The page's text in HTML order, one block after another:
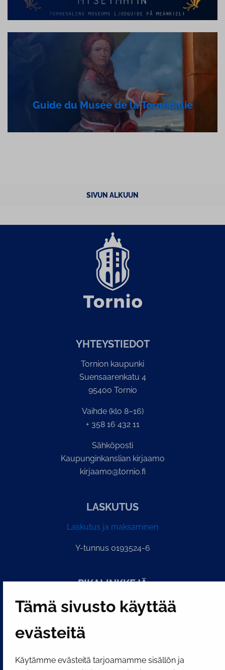
Tämä sivusto käyttää
evästeitä
Käytämme evästeitä tarjoamamme sisällön ja
Guide du Musée de la Tornédalie
SIVUN ALKUUN
YH­TEYS­TIE­DOT
Tornion kaupunki
Suensaarenkatu 4
95400 Tornio
Vaihde (klo 8–16)
+ 358 16 432 11
Sähköposti
Kaupunginkanslian kirjaamo
kirjaamo@tornio.fi
LASKUTUS
Laskutus ja maksaminen
Y-tunnus 0193524-6
PI­KA­LINK­KE­JÄ
Näytä evästeasetukseni
SOSIAALINEN MEDIA
Facebook InstagramYouTube